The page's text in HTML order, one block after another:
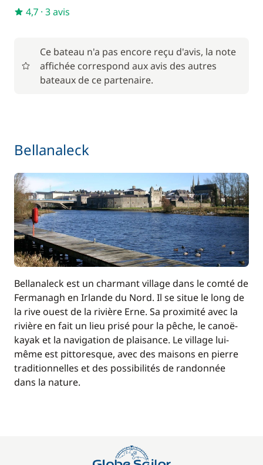
4,7 · 3 avis
Ce bateau n'a pas encore reçu d'avis, la note
affichée correspond aux avis des autres
bateaux de ce partenaire.
Bellanaleck
Bellanaleck est un charmant village dans le comté de
Fermanagh en Irlande du Nord. Il se situe le long de
la rive ouest de la rivière Erne. Sa proximité avec la
rivière en fait un lieu prisé pour la pêche, le canoë-
kayak et la navigation de plaisance. Le village lui-
même est pittoresque, avec des maisons en pierre
traditionnelles et des possibilités de randonnée
dans la nature.